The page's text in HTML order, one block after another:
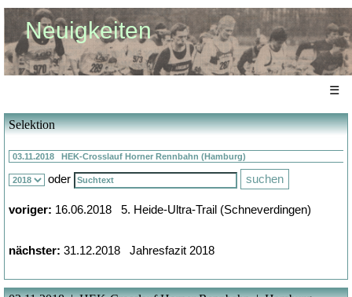
Neuigkeiten
☰
Selektion
oder
voriger: 16.06.2018 5. Heide-Ultra-Trail (Schneverdingen)
nächster: 31.12.2018 Jahresfazit 2018